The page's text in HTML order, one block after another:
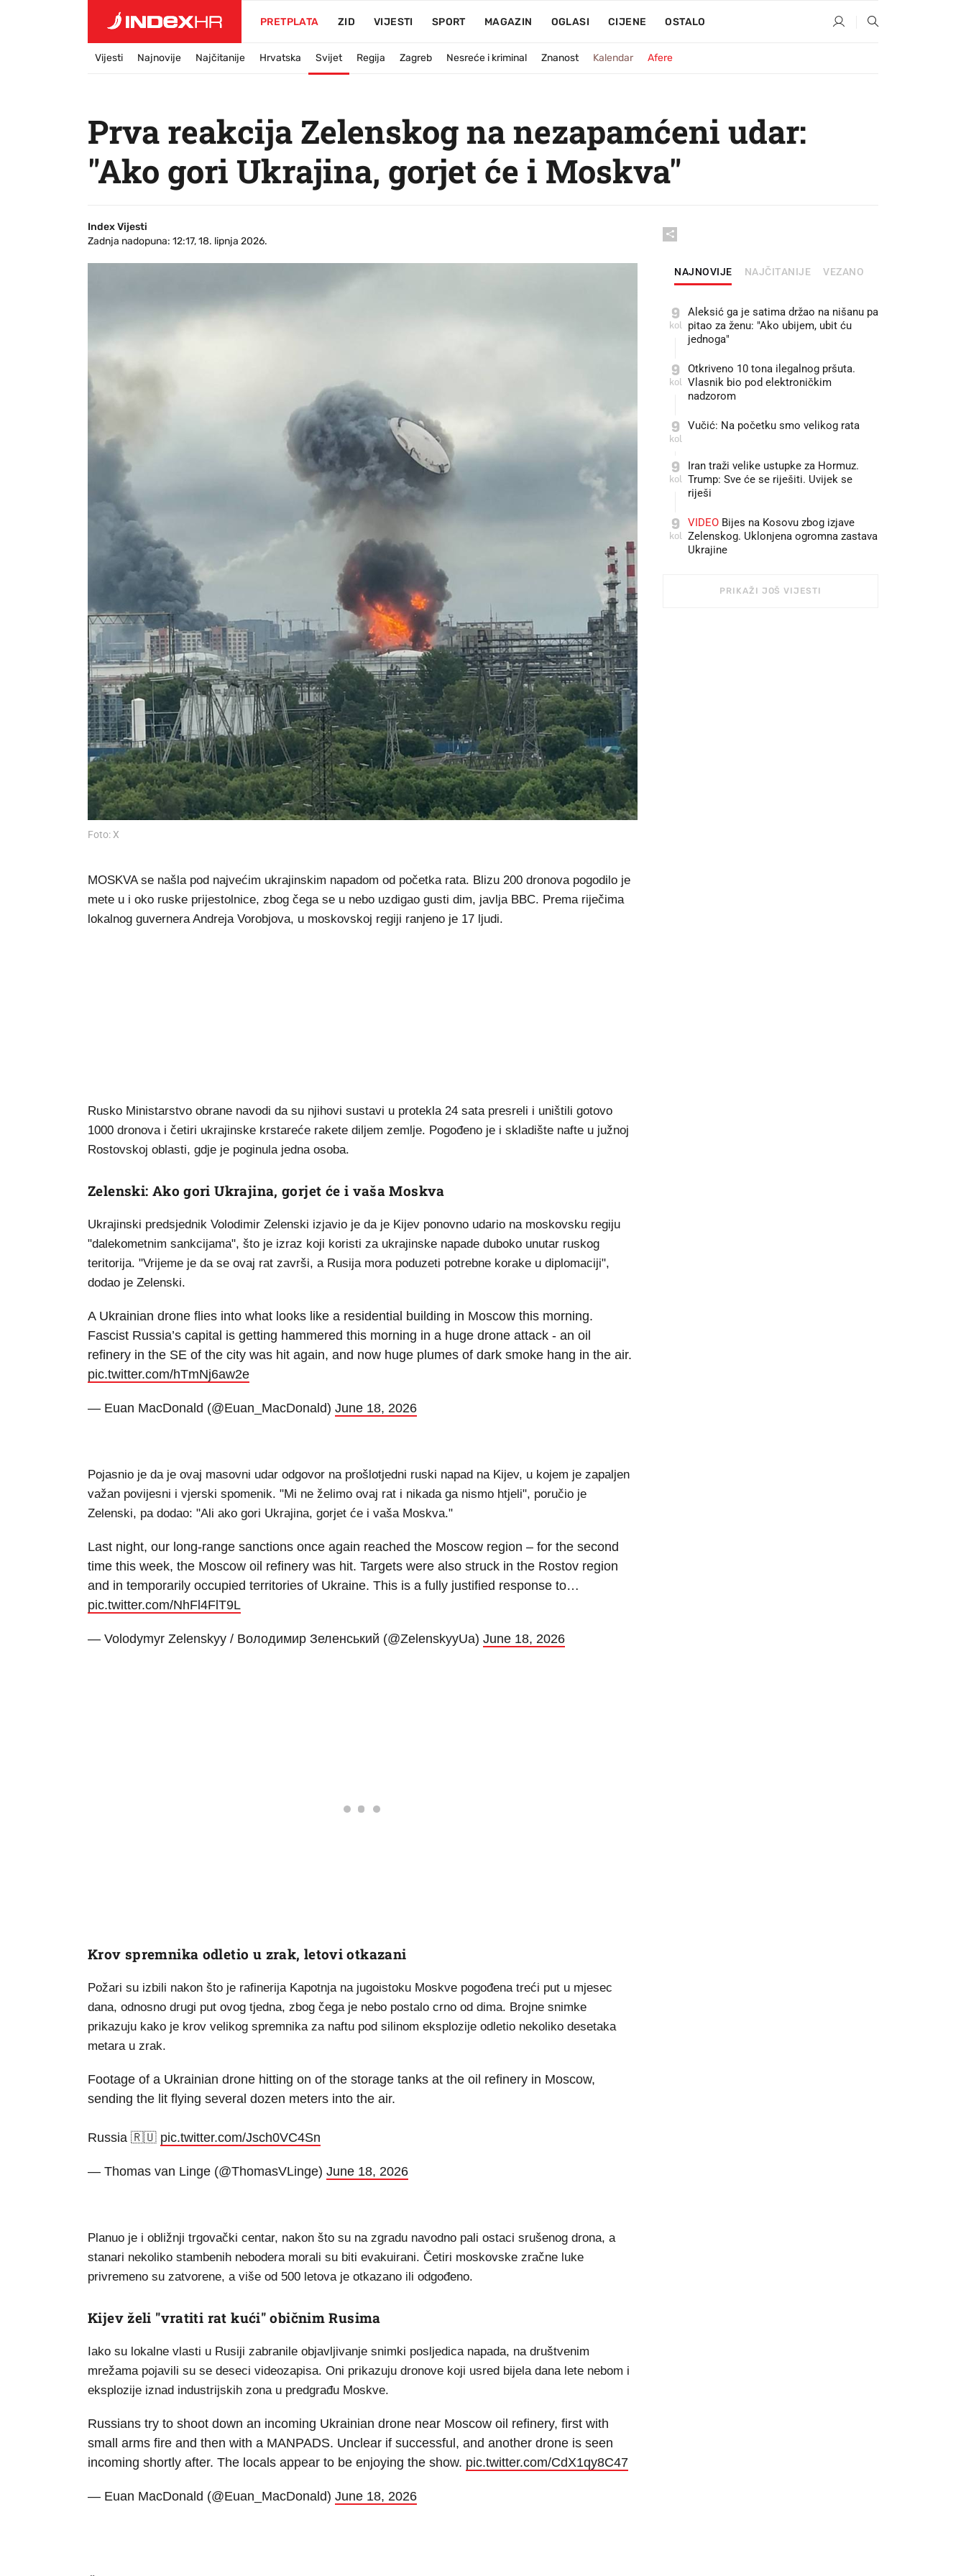
PRETPLATA ZID VIJESTI SPORT MAGAZIN OGLASI CIJENE OSTALO
Vijesti Najnovije Najčitanije Hrvatska Svijet Regija Zagreb Nesreće i kriminal Znanost Kalendar Afere
Prva reakcija Zelenskog na nezapamćeni udar:
"Ako gori Ukrajina, gorjet će i Moskva"
Index Vijesti
Zadnja nadopuna: 12:17, 18. lipnja 2026.
Foto: X
MOSKVA se našla pod najvećim ukrajinskim napadom od početka rata. Blizu 200 dronova pogodilo je
mete u i oko ruske prijestolnice, zbog čega se u nebo uzdigao gusti dim, javlja BBC. Prema riječima
lokalnog guvernera Andreja Vorobjova, u moskovskoj regiji ranjeno je 17 ljudi.
Rusko Ministarstvo obrane navodi da su njihovi sustavi u protekla 24 sata presreli i uništili gotovo
1000 dronova i četiri ukrajinske krstareće rakete diljem zemlje. Pogođeno je i skladište nafte u južnoj
Rostovskoj oblasti, gdje je poginula jedna osoba.
Zelenski: Ako gori Ukrajina, gorjet će i vaša Moskva
Ukrajinski predsjednik Volodimir Zelenski izjavio je da je Kijev ponovno udario na moskovsku regiju
"dalekometnim sankcijama", što je izraz koji koristi za ukrajinske napade duboko unutar ruskog
teritorija. "Vrijeme je da se ovaj rat završi, a Rusija mora poduzeti potrebne korake u diplomaciji",
dodao je Zelenski.
A Ukrainian drone flies into what looks like a residential building in Moscow this morning.
Fascist Russia’s capital is getting hammered this morning in a huge drone attack - an oil
refinery in the SE of the city was hit again, and now huge plumes of dark smoke hang in the air.
pic.twitter.com/hTmNj6aw2e
— Euan MacDonald (@Euan_MacDonald) June 18, 2026
Pojasnio je da je ovaj masovni udar odgovor na prošlotjedni ruski napad na Kijev, u kojem je zapaljen
važan povijesni i vjerski spomenik. "Mi ne želimo ovaj rat i nikada ga nismo htjeli", poručio je
Zelenski, pa dodao: "Ali ako gori Ukrajina, gorjet će i vaša Moskva."
Last night, our long-range sanctions once again reached the Moscow region – for the second
time this week, the Moscow oil refinery was hit. Targets were also struck in the Rostov region
and in temporarily occupied territories of Ukraine. This is a fully justified response to…
pic.twitter.com/NhFl4FlT9L
— Volodymyr Zelenskyy / Володимир Зеленський (@ZelenskyyUa) June 18, 2026
Krov spremnika odletio u zrak, letovi otkazani
Požari su izbili nakon što je rafinerija Kapotnja na jugoistoku Moskve pogođena treći put u mjesec
dana, odnosno drugi put ovog tjedna, zbog čega je nebo postalo crno od dima. Brojne snimke
prikazuju kako je krov velikog spremnika za naftu pod silinom eksplozije odletio nekoliko desetaka
metara u zrak.
Footage of a Ukrainian drone hitting on of the storage tanks at the oil refinery in Moscow,
sending the lit flying several dozen meters into the air.
Russia 🇷🇺 pic.twitter.com/Jsch0VC4Sn
— Thomas van Linge (@ThomasVLinge) June 18, 2026
Planuo je i obližnji trgovački centar, nakon što su na zgradu navodno pali ostaci srušenog drona, a
stanari nekoliko stambenih nebodera morali su biti evakuirani. Četiri moskovske zračne luke
privremeno su zatvorene, a više od 500 letova je otkazano ili odgođeno.
Kijev želi "vratiti rat kući" običnim Rusima
Iako su lokalne vlasti u Rusiji zabranile objavljivanje snimki posljedica napada, na društvenim
mrežama pojavili su se deseci videozapisa. Oni prikazuju dronove koji usred bijela dana lete nebom i
eksplozije iznad industrijskih zona u predgrađu Moskve.
Russians try to shoot down an incoming Ukrainian drone near Moscow oil refinery, first with
small arms fire and then with a MANPADS. Unclear if successful, and another drone is seen
incoming shortly after. The locals appear to be enjoying the show. pic.twitter.com/CdX1qy8C47
— Euan MacDonald (@Euan_MacDonald) June 18, 2026
NAJNOVIJE NAJČITANIJE VEZANO
9
kol
Aleksić ga je satima držao na nišanu pa
pitao za ženu: "Ako ubijem, ubit ću
jednoga"
9
kol
Otkriveno 10 tona ilegalnog pršuta.
Vlasnik bio pod elektroničkim
nadzorom
9
kol
Vučić: Na početku smo velikog rata
9
kol
Iran traži velike ustupke za Hormuz.
Trump: Sve će se riješiti. Uvijek se
riješi
9
kol
VIDEO Bijes na Kosovu zbog izjave
Zelenskog. Uklonjena ogromna zastava
Ukrajine
PRIKAŽI JOŠ VIJESTI